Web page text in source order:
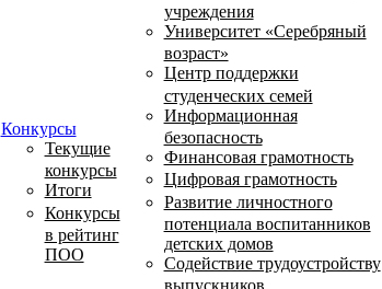
Конкурсы
Текущие
конкурсы
Итоги
Конкурсы
в рейтинг
ПОО
учреждения
Университет «Серебряный
возраст»
Центр поддержки
студенческих семей
Информационная
безопасность
Финансовая грамотность
Цифровая грамотность
Развитие личностного
потенциала воспитанников
детских домов
Содействие трудоустройству